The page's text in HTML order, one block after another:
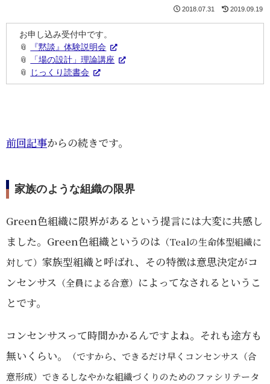
2019.09.19
2018.07.31
お申し込み受付中です。
📎
『黙談』体験説明会
📎
「場の設計」理論講座
📎
じっくり読書会
前回記事からの続きです。
家族のような組織の限界
Green色組織に限界があるという提言には大変に共感し
ました。Green色組織というのは （Tealの生命体型組織に
対して） 家族型組織と呼ばれ、その特徴は意思決定がコ
ンセンサス （全員による合意） によってなされるというこ
とです。
コンセンサスって時間かかるんですよね。それも途方も
無いくらい。
（ですから、できるだけ早くコンセンサス（合
意形成）できるしなやかな組織づくりのためのファシリテータ